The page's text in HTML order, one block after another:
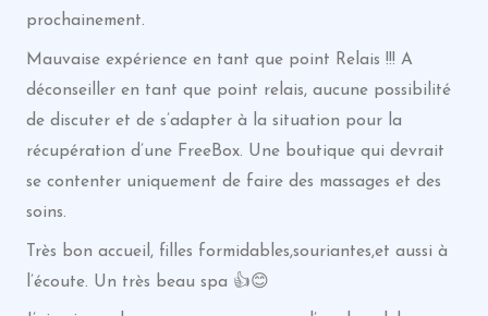
prochainement.
Mauvaise expérience en tant que point Relais !!! A
déconseiller en tant que point relais, aucune possibilité
de discuter et de s’adapter à la situation pour la
récupération d’une FreeBox. Une boutique qui devrait
se contenter uniquement de faire des massages et des
soins.
Très bon accueil, filles formidables,souriantes,et aussi à
l’écoute. Un très beau spa 👍😊